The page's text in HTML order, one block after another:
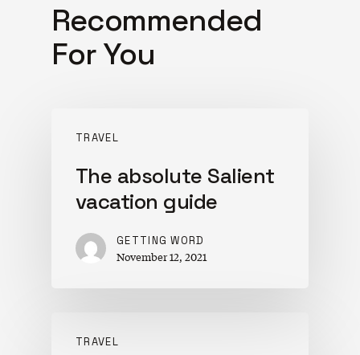
Recommended
For You
TRAVEL
The absolute Salient
vacation guide
GETTING WORD
November 12, 2021
TRAVEL